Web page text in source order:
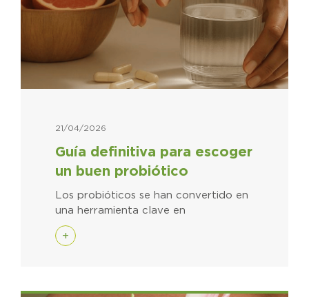
Guía definitiva para escoger
un buen probiótico
21/04/2026
Los probióticos se han convertido en
una herramienta clave en
+